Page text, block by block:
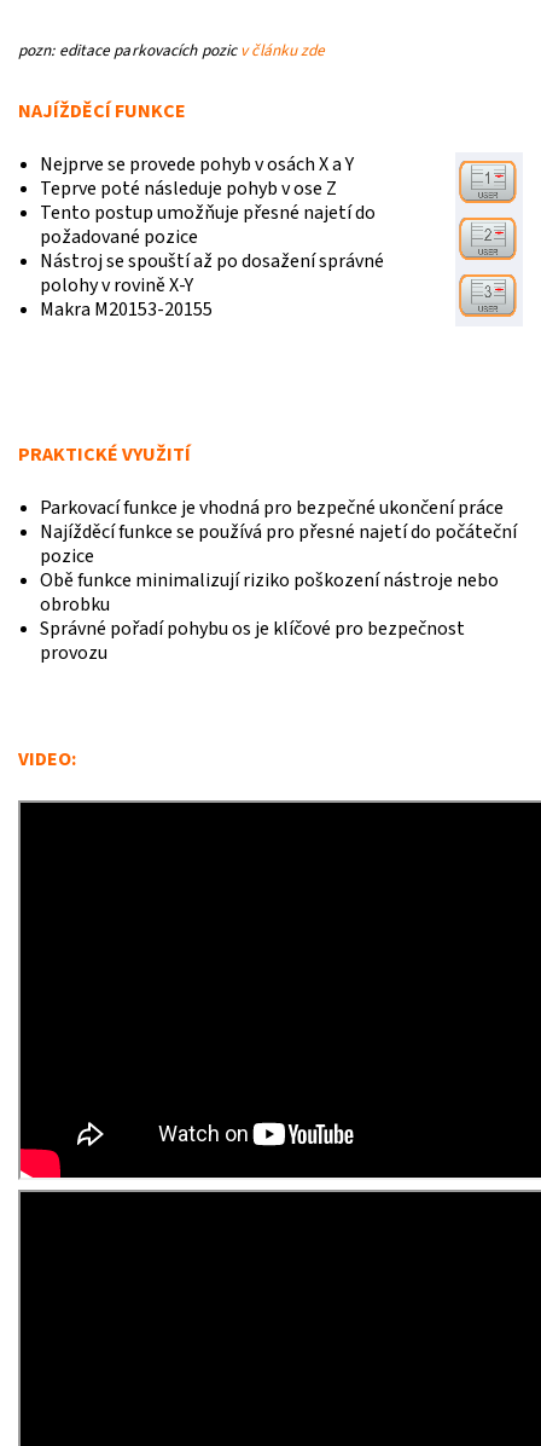
pozn: editace parkovacích pozicv článku zde
NAJÍŽDĚCÍ FUNKCE
Nejprve se provede pohyb v osách X a Y
Teprve poté následuje pohyb v ose Z
Tento postup umožňuje přesné najetí do
požadované pozice
Nástroj se spouští až po dosažení správné
polohy v rovině X-Y
Makra M20153-20155
PRAKTICKÉ VYUŽITÍ
Parkovací funkce je vhodná pro bezpečné ukončení práce
Najížděcí funkce se používá pro přesné najetí do počáteční
pozice
Obě funkce minimalizují riziko poškození nástroje nebo
obrobku
Správné pořadí pohybu os je klíčové pro bezpečnost
provozu
VIDEO: